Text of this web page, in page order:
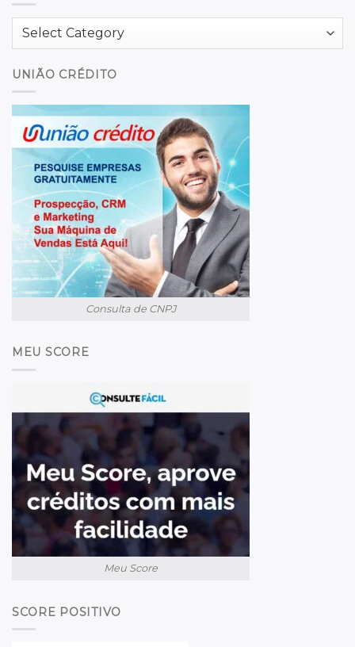
UNIÃO CRÉDITO
Consulta de CNPJ
MEU SCORE
Meu Score
SCORE POSITIVO